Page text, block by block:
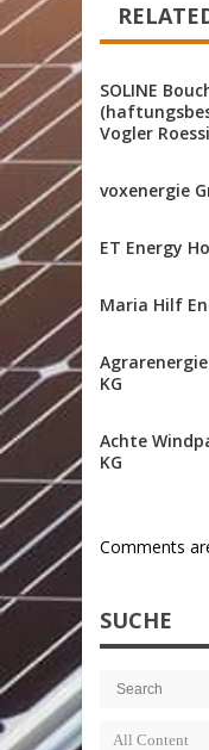
SOLINE
Vogler
voxenergie
ET Energy
Maria Hilf
KG
Achte
KG
Comments
SUCHE